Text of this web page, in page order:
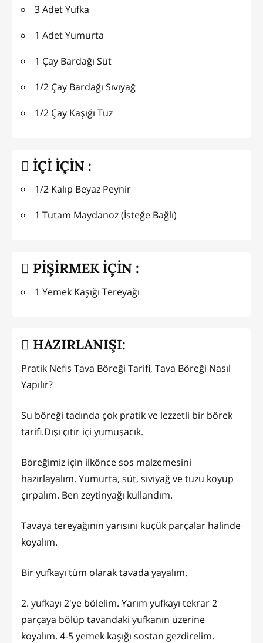
3 Adet Yufka
1 Adet Yumurta
1 Çay Bardağı Süt
1/2 Çay Bardağı Sıvıyağ
1/2 Çay Kaşığı Tuz
İÇİ İÇİN :
1/2 Kalıp Beyaz Peynir
1 Tutam Maydanoz (İsteğe Bağlı)
PİŞİRMEK İÇİN :
1 Yemek Kaşığı Tereyağı
HAZIRLANIŞI:
Pratik Nefis Tava Böreği Tarifi, Tava Böreği Nasıl
Yapılır?
Su böreği tadında çok pratik ve lezzetli bir börek
tarifi.Dışı çıtır içi yumuşacık.
Böreğimiz için ilkönce sos malzemesini
hazırlayalım. Yumurta, süt, sıvıyağ ve tuzu koyup
çırpalım. Ben zeytinyağı kullandım.
Tavaya tereyağının yarısını küçük parçalar halinde
koyalım.
Bir yufkayı tüm olarak tavada yayalım.
2. yufkayı 2'ye bölelim. Yarım yufkayı tekrar 2
parçaya bölüp tavandaki yufkanın üzerine
koyalım. 4-5 yemek kaşığı sostan gezdirelim.